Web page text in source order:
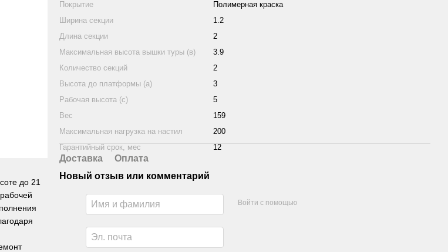
до 21
Покрытие
Полимерная краска
Ширина секции
1.2
Длина секции
2
Максимальная высота вышки туры (в)
3.9
Количество секций
2
Высота до платформы (а)
3
Рабочая высота (с)
5
Вес
159
Максимальная нагрузка на настил
200
Гарантийный срок, мес
12
Доставка
Оплата
Новый отзыв или комментарий
Войти с помощью